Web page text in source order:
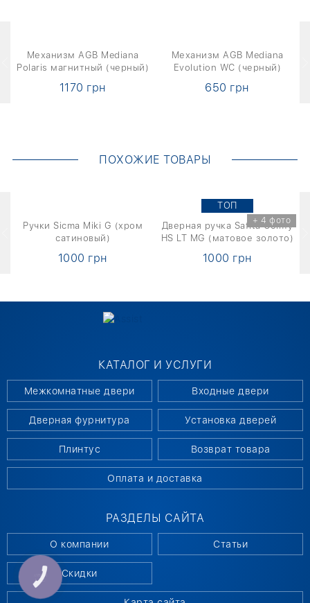
Механизм AGB Mediana
Polaris магнитный (черный)
1170 грн
Механизм AGB Мediana
Еvolution WC (черный)
650 грн
ПОХОЖИЕ ТОВАРЫ
Ручки Sicma Miki G (хром
сатиновый)
1000 грн
TOП
+ 4 фото
Дверная ручка Safita Comfy
HS LT MG (матовое золото)
1000 грн
КАТАЛОГ И УСЛУГИ
Межкомнатные двери Входные двери
Дверная фурнитура Установка дверей
Плинтус Возврат товара
Оплата и доставка
РАЗДЕЛЫ САЙТА
О компании Статьи
Скидки
КНОПКА
СВЯЗИ